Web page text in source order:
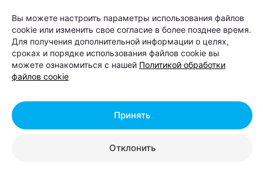
Независимости и Троицкое
предместье. Это еще и Шабаны — со
всеми их легендами, индустриальным
характером, панельной эстетикой и
кажется, все еще воспринимают этот
Вы можете настроить параметры использования файлов
cookie или изменить свое согласие в более позднее время.
Для получения дополнительной информации о целях,
сроках и порядке использования файлов cookie вы
можете ознакомиться с нашей Политикой обработки
файлов cookie
Отклонить
Принять